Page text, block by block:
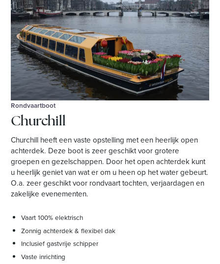
Rondvaartboot
Churchill
Churchill heeft een vaste opstelling met een heerlijk open
achterdek. Deze boot is zeer geschikt voor grotere
groepen en gezelschappen. Door het open achterdek kunt
u heerlijk geniet van wat er om u heen op het water gebeurt.
O.a. zeer geschikt voor rondvaart tochten, verjaardagen en
zakelijke evenementen.
Vaart 100% elektrisch
Zonnig achterdek & flexibel dak
Inclusief gastvrije schipper
Vaste inrichting